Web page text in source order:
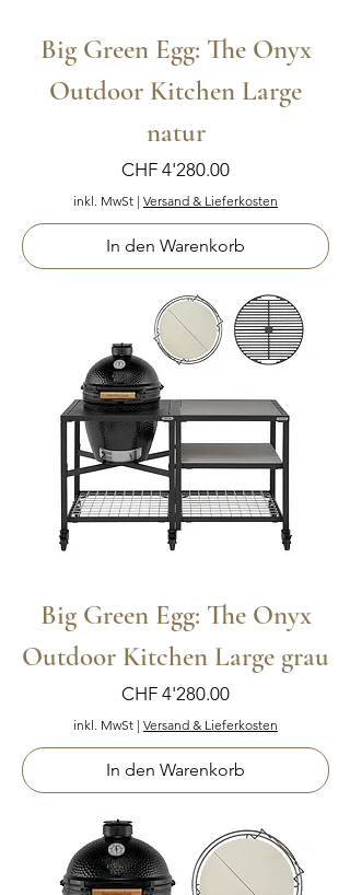
Big Green Egg: The Onyx
Outdoor Kitchen Large
natur
Preis
CHF 4'280.00
inkl. MwSt | Versand & Lieferkosten
In den Warenkorb
Big Green Egg: The Onyx
Outdoor Kitchen Large grau
Preis
CHF 4'280.00
inkl. MwSt | Versand & Lieferkosten
In den Warenkorb